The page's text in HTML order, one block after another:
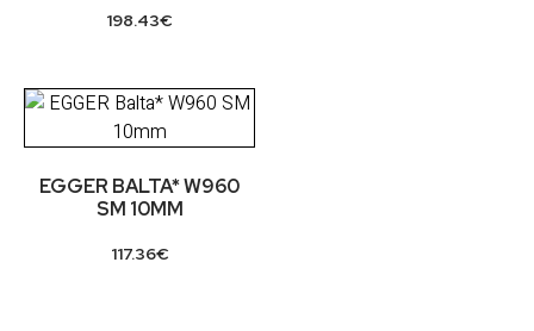
198.43€
EGGER BALTA* W960
SM 10MM
117.36€